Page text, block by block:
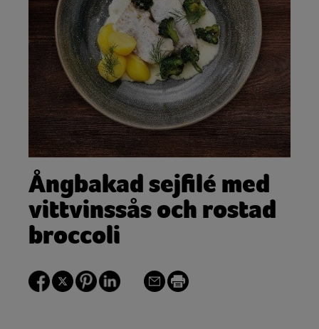
Ångbakad sejfilé med
vittvinssås och rostad
broccoli